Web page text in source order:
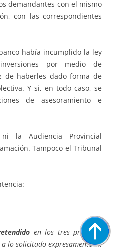
demandantes con el mismo
con las correspondientes
había incumplido la ley
por medio de
de haberles dado forma de
Y si, en todo caso, se
de asesoramiento e
la Audiencia Provincial
Tampoco el Tribunal
en los tres primeros
lo solicitado expresamente en